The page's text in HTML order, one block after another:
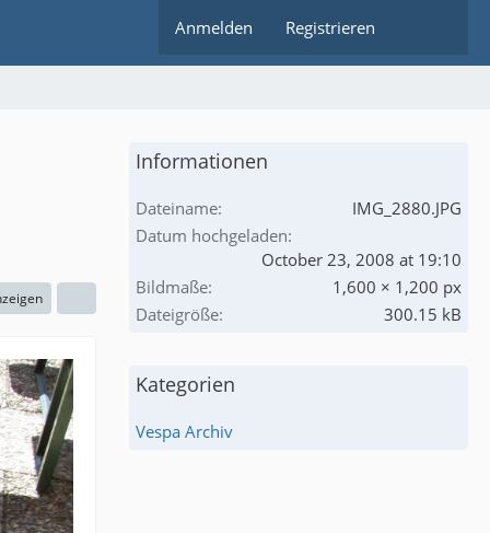
Anmelden Registrieren
Informationen
Dateiname
IMG_2880.JPG
Datum hochgeladen
October 23, 2008 at 19:10
Bildmaße
1,600 × 1,200 px
Dateigröße
300.15 kB
Kategorien
Vespa Archiv